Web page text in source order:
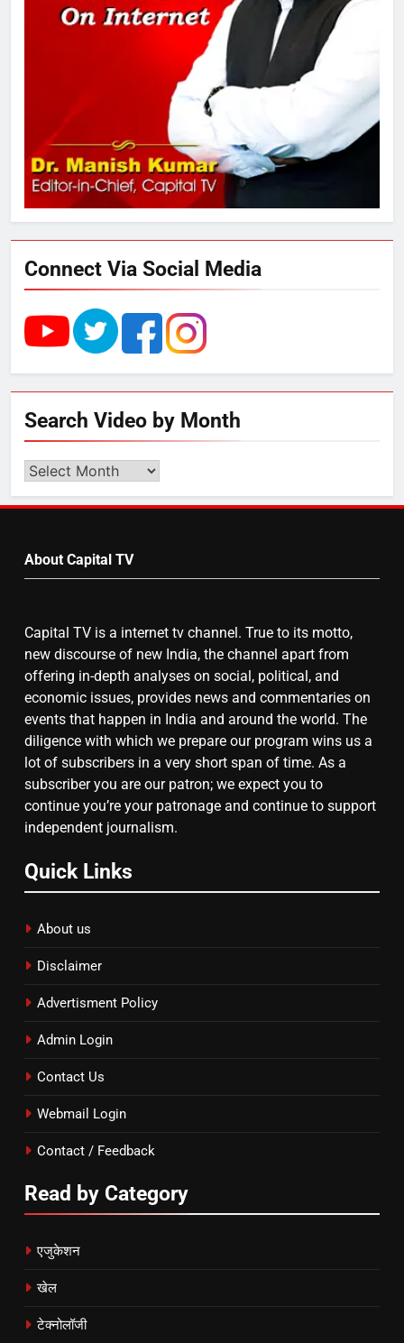
अमर शहीद ठाकुर रोशन सिंह के नाम पर
स्वरूप रानी नेहरू चिकित्सालय का
नामकरण करने की मांग को लेकर
अनिश्चितकालीन धरना शुरू
3
289 एकड़ भूमि पर विकसित होगा कार्बन-
फ्री डेटा सेंटर, हजारों उच्च-कुशल
रोजगार सृजन की संभावना
UP में ग्रामीण बिजली आपूर्ति से कृषि,
डेयरी, कुटीर उद्योग और स्वरोजगार को
राम की नगरी अयोध्या में आने वाले भक्तों
का स्वागत करेगा लक्ष्मण द्वार
बढ़ा पंचायतों का बजट
7
गाजा युद्धविराम को लेकर बड़ी खबरें
8
चुनाव से पहले लालू परिवार पर बड़ा झटका,
दिल्ली कोर्ट ने IRCTC घोटाले में आरोप
तय किए
Connect Via Social Media
Search Video by Month
Search
by
About Capital TV
Capital TV is a internet tv channel. True to its motto,
new discourse of new India, the channel apart from
offering in-depth analyses on social, political, and
economic issues, provides news and commentaries on
events that happen in India and around the world. The
diligence with which we prepare our program wins us a
lot of subscribers in a very short span of time. As a
subscriber you are our patron; we expect you to
continue you’re your patronage and continue to support
independent journalism.
Quick Links
About us
Disclaimer
Advertisment Policy
Admin Login
Contact Us
Webmail Login
Contact / Feedback
Read by Category
एजुकेशन
खेल
टेक्नोलॉजी